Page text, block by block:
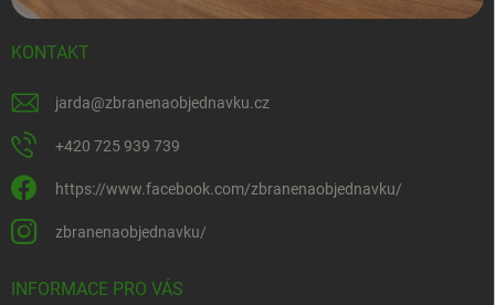
KONTAKT
jarda@zbranenaobjednavku.cz
+420 725 939 739
https://www.facebook.com/zbranenaobjednavku/
zbranenaobjednavku/
INFORMACE PRO VÁS